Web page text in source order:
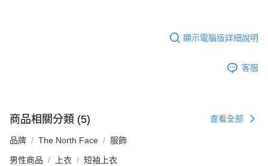
顯示電腦版詳細說明
客服
商品相關分類 (5) 查看全部
品牌 The North Face 服飾
男性商品 上衣 短袖上衣